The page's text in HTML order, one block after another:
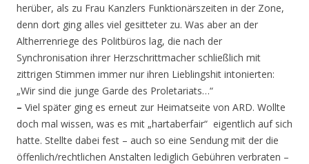
herüber, als zu Frau Kanzlers Funktionärszeiten in der Zone,
denn dort ging alles viel gesitteter zu. Was aber an der
Altherrenriege des Politbüros lag, die nach der
Synchronisation ihrer Herzschrittmacher schließlich mit
zittrigen Stimmen immer nur ihren Lieblingshit intonierten:
„Wir sind die junge Garde des Proletariats…“
– Viel später ging es erneut zur Heimatseite von ARD. Wollte
doch mal wissen, was es mit „hartaberfair“ eigentlich auf sich
hatte. Stellte dabei fest – auch so eine Sendung mit der die
öffenlich/rechtlichen Anstalten lediglich Gebühren verbraten –